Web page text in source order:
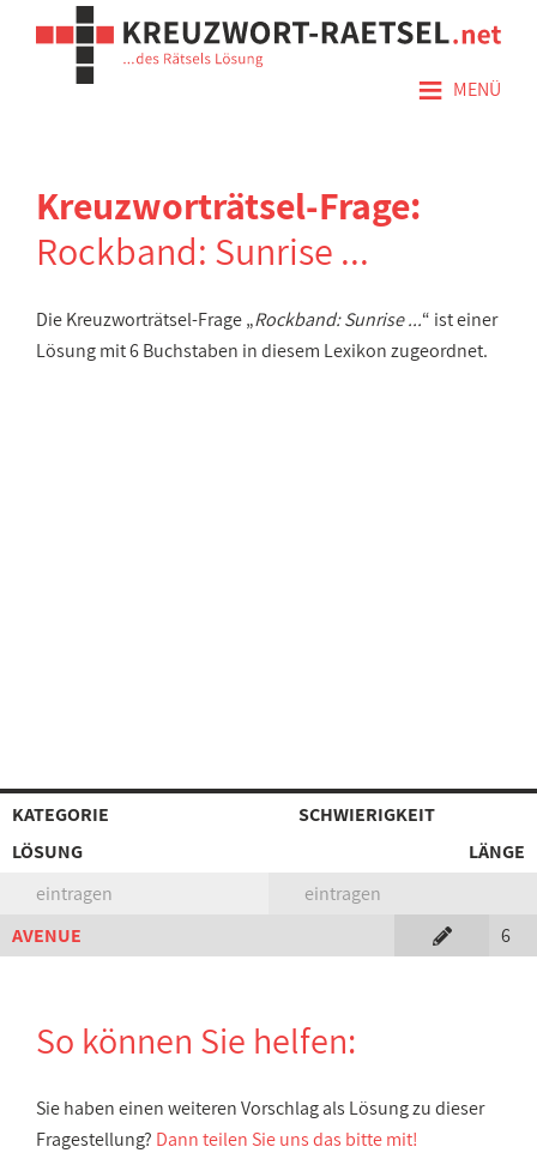
≡ MENÜ
Kreuzworträtsel-Frage:
Rockband: Sunrise ...
Die Kreuzworträtsel-Frage „Rockband: Sunrise ...“ ist einer
Lösung mit 6 Buchstaben in diesem Lexikon zugeordnet.
KATEGORIE
SCHWIERIGKEIT
LÖSUNG
LÄNGE
eintragen
eintragen
AVENUE
6
So können Sie helfen:
Sie haben einen weiteren Vorschlag als Lösung zu dieser
Fragestellung? Dann teilen Sie uns das bitte mit!